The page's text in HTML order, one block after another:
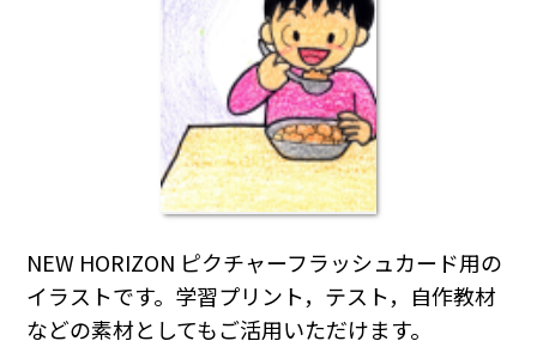
NEW HORIZON ピクチャーフラッシュカード用の
イラストです。学習プリント，テスト，自作教材
などの素材としてもご活用いただけます。